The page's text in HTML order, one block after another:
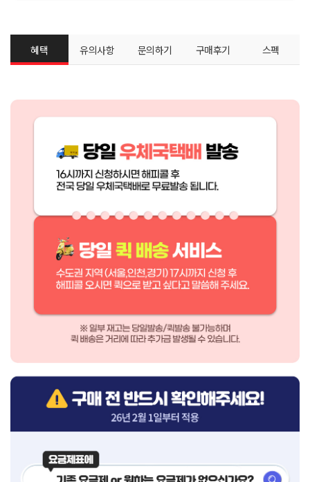
혜택 유의사항 문의하기 구매후기 스펙